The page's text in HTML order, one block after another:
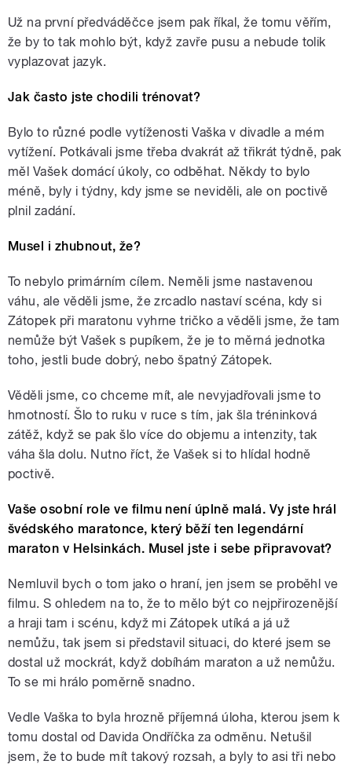
Už na první předváděčce jsem pak říkal, že tomu věřím,
že by to tak mohlo být, když zavře pusu a nebude tolik
vyplazovat jazyk.
Jak často jste chodili trénovat?
Bylo to různé podle vytíženosti Vaška v divadle a mém
vytížení. Potkávali jsme třeba dvakrát až třikrát týdně, pak
měl Vašek domácí úkoly, co odběhat. Někdy to bylo
méně, byly i týdny, kdy jsme se neviděli, ale on poctivě
plnil zadání.
Musel i zhubnout, že?
To nebylo primárním cílem. Neměli jsme nastavenou
váhu, ale věděli jsme, že zrcadlo nastaví scéna, kdy si
Zátopek při maratonu vyhrne tričko a věděli jsme, že tam
nemůže být Vašek s pupíkem, že je to měrná jednotka
toho, jestli bude dobrý, nebo špatný Zátopek.
Věděli jsme, co chceme mít, ale nevyjadřovali jsme to
hmotností. Šlo to ruku v ruce s tím, jak šla tréninková
zátěž, když se pak šlo více do objemu a intenzity, tak
váha šla dolu. Nutno říct, že Vašek si to hlídal hodně
poctivě.
Vaše osobní role ve filmu není úplně malá. Vy jste hrál
švédského maratonce, který běží ten legendární
maraton v Helsinkách. Musel jste i sebe připravovat?
Nemluvil bych o tom jako o hraní, jen jsem se proběhl ve
filmu. S ohledem na to, že to mělo být co nejpřirozenější
a hraji tam i scénu, když mi Zátopek utíká a já už
nemůžu, tak jsem si představil situaci, do které jsem se
dostal už mockrát, když dobíhám maraton a už nemůžu.
To se mi hrálo poměrně snadno.
Vedle Vaška to byla hrozně příjemná úloha, kterou jsem k
tomu dostal od Davida Ondříčka za odměnu. Netušil
jsem, že to bude mít takový rozsah, a byly to asi tři nebo